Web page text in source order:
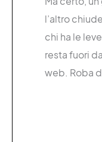
l’altro
chi ha le
resta fuori
web. Roba